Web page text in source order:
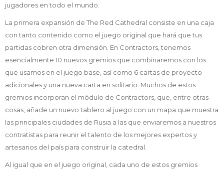
jugadores en todo el mundo.
La primera expansión de The Red Cathedral consiste en una caja
con tanto contenido como el juego original que hará que tus
partidas cobren otra dimensión. En Contractors, tenemos
esencialmente 10 nuevos gremios que combinaremos con los
que usamos en el juego base, así como 6 cartas de proyecto
adicionales y una nueva carta en solitario. Muchos de estos
gremios incorporan el módulo de Contractors, que, entre otras
cosas, añade un nuevo tablero al juego con un mapa que muestra
las principales ciudades de Rusia a las que enviaremos a nuestros
contratistas para reunir el talento de los mejores expertos y
artesanos del país para construir la catedral.
Al igual que en el juego original, cada uno de estos gremios